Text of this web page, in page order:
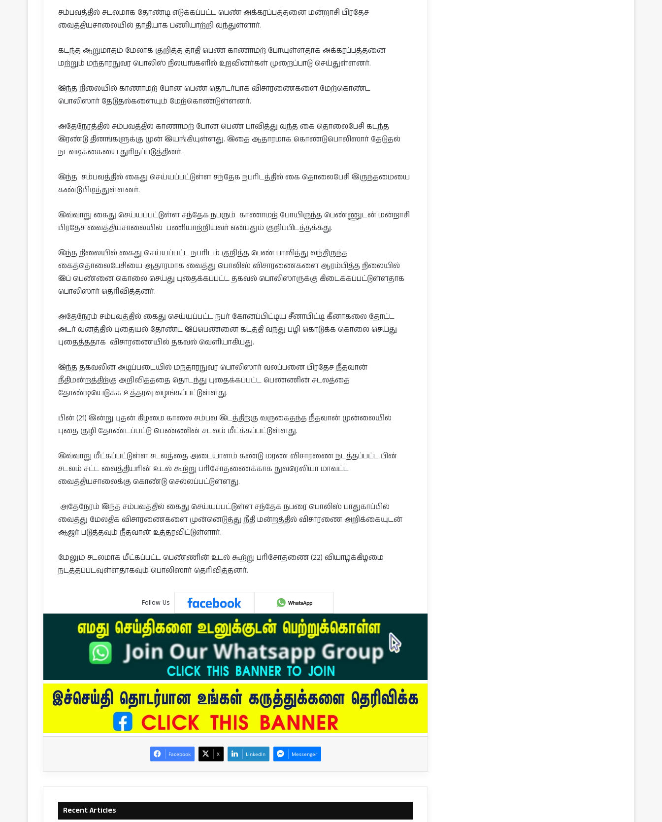
சம்பவத்தில் சடலமாக தோண்டி எடுக்கப்பட்ட பெண் அக்கரப்பத்தனை மன்றாசி பிரதேச
வைத்தியசாலையில் தாதியாக பணியாற்றி வந்துள்ளார்.
கடந்த ஆறுமாதம் மேலாக குறித்த தாதி பெண் காணாமற் போயுள்ளதாக அக்கரப்பத்தனை
மற்றும் மந்தாரநுவர பொலிஸ் நிலயங்களில் உறவினர்கள் முறைப்பாடு செய்துள்ளனர்.
இந்த நிலையில் காணாமற் போன பெண் தொடர்பாக விசாரணைகளை மேற்கொண்ட
பொலிஸார் தேடுதல்களையும் மேற்கொண்டுள்ளனர்.
அதேநேரத்தில் சம்பவத்தில் காணாமற் போன பெண் பாவித்து வந்த கை தொலைபேசி கடந்த
இரண்டு தினங்களுக்கு முன் இயங்கியுள்ளது. இதை ஆதாரமாக கொண்டுபொலிஸார் தேடுதல்
நடவடிக்கையை துரிதப்படுத்தினர்.
இந்த சம்பவத்தில் கைது செய்யப்பட்டுள்ள சந்தேக நபரிடத்தில் கை தொலைபேசி இருந்தமையை
கண்டுபிடித்துள்ளனர்.
இவ்வாறு கைது செய்யப்பட்டுள்ள சந்தேக நபரும் காணாமற் போயிருந்த பெண்ணுடன் மன்றாசி
பிரதேச வைத்தியசாலையில் பணியாற்றியவர் என்பதும் குறிப்பிடத்தக்கது.
இந்த நிலையில் கைது செய்யப்பட்ட நபரிடம் குறித்த பெண் பாவித்து வந்திருந்த
கைத்தொலைபேசியை ஆதாரமாக வைத்து பொலிஸ் விசாரணைகளை ஆரம்பித்த நிலையில்
இப் பெண்னை கொலை செய்து புதைக்கப்பட்ட தகவல் பொலிஸாருக்கு கிடைக்கப்பட்டுள்ளதாக
பொலிஸார் தெரிவித்தனர்.
அதேநேரம் சம்பவத்தில் கைது செய்யப்பட்ட நபர் கோனப்பிட்டிய சீனாபிட்டி கீனாகலை தோட்ட
அடர் வனத்தில் புதையல் தோண்ட இப்பெண்னை கடத்தி வந்து பழி கொடுக்க கொலை செய்து
புதைத்ததாக விசாரணையில் தகவல் வெளியாகியது.
இந்த தகவலின் அடிப்படையில் மந்தாரநுவர பொலிஸார் வலப்பனை பிரதேச நீதவான்
நீதிமன்றத்திற்கு அறிவித்ததை தொடந்து புதைக்கப்பட்ட பெண்ணின் சடலத்தை
தோண்டியெடுக்க உத்தரவு வழங்கப்பட்டுள்ளது.
பின் (21) இன்று புதன் கிழமை காலை சம்பவ இடத்திற்கு வருகைதந்த நீதவான் முன்லையில்
புதை குழி தோண்டப்பட்டு பெண்ணின் சடலம் மீட்க்கப்பட்டுள்ளது.
இவ்வாறு மீட்கப்பட்டுள்ள சடலத்தை அடையாளம் கண்டு மரண விசாரணை நடத்தப்பட்ட பின்
சடலம் சட்ட வைத்தியரின் உடல் கூற்று பரிசோதணைக்காக நுவரெலியா மாவட்ட
வைத்தியசாலைக்கு கொண்டு செல்லப்பட்டுள்ளது.
அதேநேரம் இந்த சம்பவத்தில் கைது செய்யப்பட்டுள்ள சந்தேக நபரை பொலிஸ் பாதுகாப்பில்
வைத்து மேலதிக விசாரணைகளை முன்னெடுத்து நீதி மன்றத்தில் விசாரணை அறிக்கையுடன்
ஆஜர் படுத்தவும் நீதவான் உத்தரவிட்டுள்ளார்.
மேலும் சடலமாக மீட்கப்பட்ட பெண்ணின் உடல் கூற்று பரிசோதணை (22) வியாழக்கிழமை
நடத்தப்படவுள்ளதாகவும் பொலிஸார் தெரிவித்தனர்.
Follow Us
Facebook X LinkedIn Messenger
Recent Articles